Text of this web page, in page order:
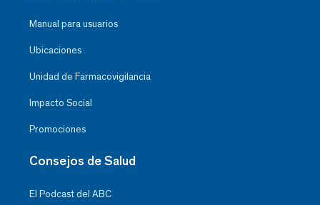
Manual para usuarios
Ubicaciones
Unidad de Farmacovigilancia
Impacto Social
Promociones
Consejos de Salud
El Podcast del ABC